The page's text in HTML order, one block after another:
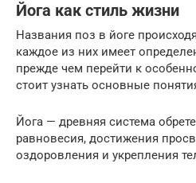
Йога как стиль жизни
Названия поз в йоге
каждое из них имеет
прежде чем перейти к
стоит узнать основные
Йога — древняя система
равновесия, достижения
оздоровления и укрепления